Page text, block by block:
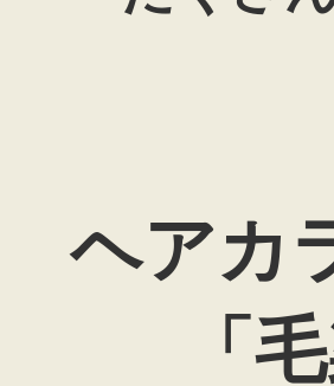
ヘアカ
「